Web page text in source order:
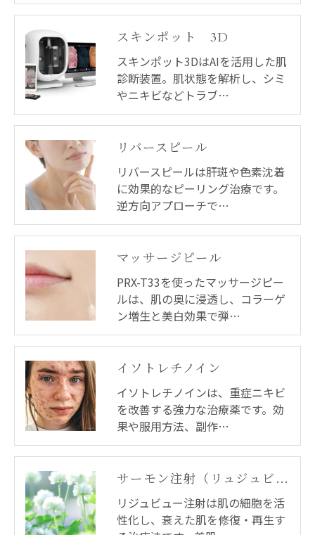
スキンポット 3D
スキンポット3DはAIを活用した肌
診断装置。肌状態を解析し、シミ
やニキビなどトラブ…
リバースピール
リバースピールは肝斑や色素沈着
に効果的なピーリング治療です。
逆方向アプローチで…
マッサージピール
PRX-T33を使ったマッサージピー
ルは、肌の奥に浸透し、コラーゲ
ン増生と美白効果で弾…
イソトレチノイン
イソトレチノインは、重症ニキビ
を改善する強力な治療薬です。効
果や服用方法、副作…
サーモン注射（リュジュビュー）
リジュビュー注射は肌の細胞を活
性化し、衰えた肌を修復・再生す